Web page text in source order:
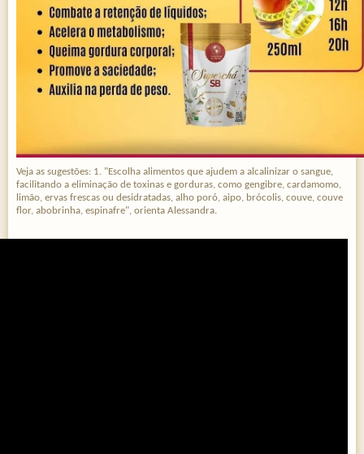
Veja as sugestões: 1. "Escolha alimentos que ajudem a alcalinizar o sangue,
facilitando a eliminação de toxinas e gorduras, como gengibre, cardamomo,
limão, ervas frescas ou desidratadas, alho poró, aipo, brócolis, couve, couve
flor, abobrinha, espinafre", orienta Alessandra.